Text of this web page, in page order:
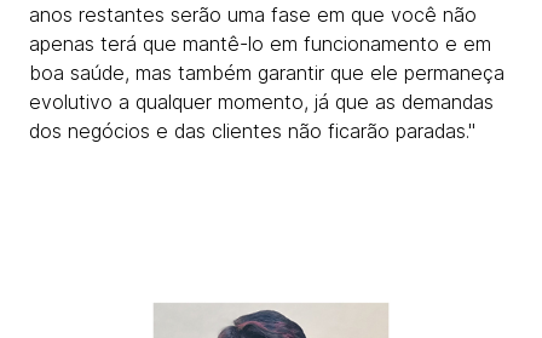
anos restantes serão uma fase em que você não
apenas terá que mantê-lo em funcionamento e em
boa saúde, mas também garantir que ele permaneça
evolutivo a qualquer momento, já que as demandas
dos negócios e das clientes não ficarão paradas."